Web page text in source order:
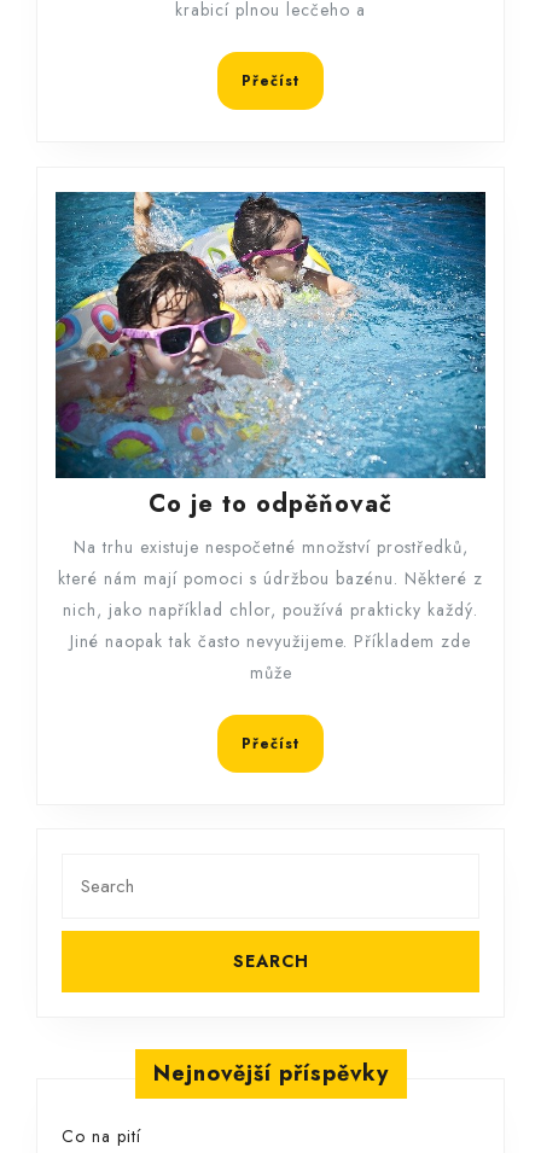
krabicí plnou lecčeho a
Přečíst Přečíst
Co je to odpěňovač
to
odpěňovač
Na trhu existuje nespočetné množství prostředků,
které nám mají pomoci s údržbou bazénu. Některé z
nich, jako například chlor, používá prakticky každý.
Jiné naopak tak často nevyužijeme. Příkladem zde
může
Přečíst Přečíst
for:
Nejnovější příspěvky
Co na pití